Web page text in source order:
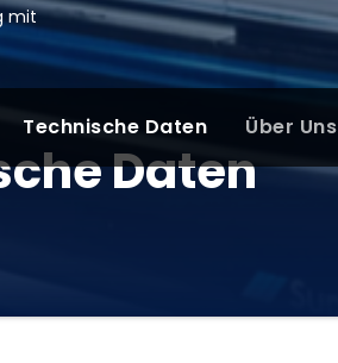
mit
Technische Daten Über Uns
Daten